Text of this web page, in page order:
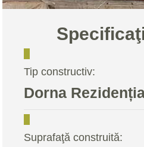
Tip constructiv:
Dorna
Suprafaţă construită: